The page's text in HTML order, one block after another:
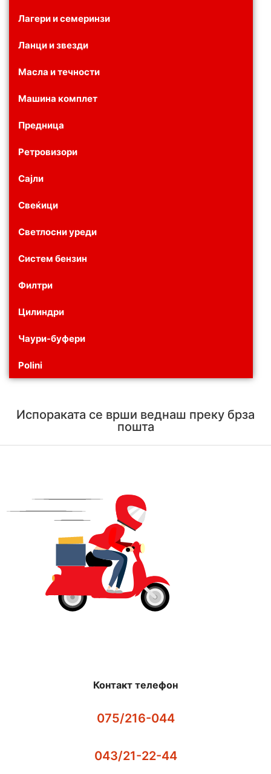
Лагери и семеринзи
Ланци и звезди
Масла и течности
Машина комплет
Предница
Ретровизори
Сајли
Свеќици
Светлосни уреди
Систем бензин
Филтри
Цилиндри
Чаури-буфери
Polini
Испораката се врши веднаш преку брза
пошта
Контакт телефон
075/216-044
043/21-22-44